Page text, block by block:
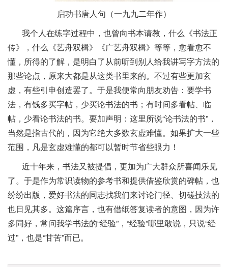
启功书唐人句（一九九二年作）
我个人在练字过程中，也曾向书本请教，什么《书法正
传》，什么《艺舟双楫》《广艺舟双楫》等等，愈看愈不
懂，所得的了解，是明白了从前听到别人给我讲写字方法的
那些论点，原来大都是从这类书里来的。不过有些更加玄
虚，有些引申创造罢了。于是我便常向朋友劝告：要学书
法，有钱多买字帖，少买论书法的书；有时间多看帖、临
帖，少看论书法的书。要加声明：这里所说“论书法的书”，
当然是指古代的，因为它绝大多数玄虚难懂。如果扩大一些
范围，凡是玄虚难懂的都可以暂时节省些眼力！
近十年来，书法又被提倡，更加为广大群众所喜闻乐见
了。于是作为常识读物的参考书和提供借鉴欣赏的碑帖，也
纷纷出版，爱好书法的同志找我们来讨论门径、切磋技法的
也日见其多。这篇序言，也有借纸答复读者的意图，因为许
多同好，常问我学书法的“经验”，“经验”哪里敢说，只说“经
过”，也是“甘苦”而已。